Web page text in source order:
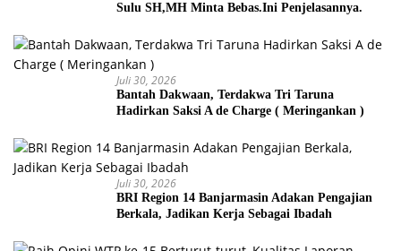
Sulu SH,MH Minta Bebas.Ini Penjelasannya.
Juli 30, 2026
Bantah Dakwaan, Terdakwa Tri Taruna
Hadirkan Saksi A de Charge ( Meringankan )
Juli 30, 2026
BRI Region 14 Banjarmasin Adakan Pengajian
Berkala, Jadikan Kerja Sebagai Ibadah